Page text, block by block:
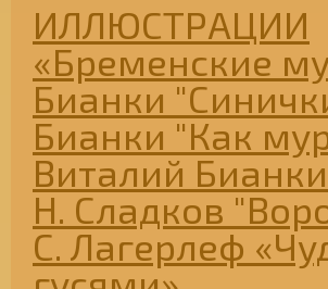
ИЛЛЮСТРАЦИИ
«Бременские
Бианки
Бианки "Как
Виталий
Н. Сладков
С. Лагерлеф